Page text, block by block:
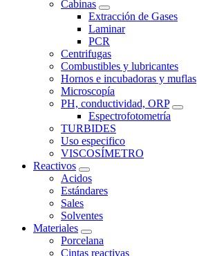
Cabinas
Extracción de Gases
Laminar
PCR
Centrifugas
Combustibles y lubricantes
Hornos e incubadoras y muflas
Microscopía
PH, conductividad, ORP
Espectrofotometría
TURBIDES
Uso especifico
VISCOSÍMETRO
Reactivos
Acidos
Estándares
Sales
Solventes
Materiales
Porcelana
Cintas reactivas